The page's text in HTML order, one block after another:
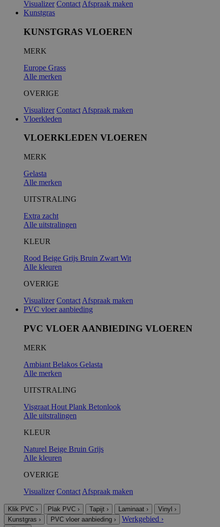
Visualizer Contact Afspraak maken
Kunstgras
KUNSTGRAS VLOEREN
MERK
Europe Grass
Alle merken
OVERIGE
Visualizer Contact Afspraak maken
Vloerkleden
VLOERKLEDEN VLOEREN
MERK
Gelasta
Alle merken
UITSTRALING
Extra zacht
Alle uitstralingen
KLEUR
Rood Beige Grijs Bruin Zwart Wit
Alle kleuren
OVERIGE
Visualizer Contact Afspraak maken
PVC vloer aanbieding
PVC VLOER AANBIEDING VLOEREN
MERK
Ambiant Belakos Gelasta
Alle merken
UITSTRALING
Visgraat Hout Plank Betonlook
Alle uitstralingen
KLEUR
Naturel Beige Bruin Grijs
Alle kleuren
OVERIGE
Visualizer Contact Afspraak maken
Klik PVC › Plak PVC › Tapijt › Laminaat › Vinyl ›
Kunstgras › PVC vloer aanbieding › Werkgebied ›